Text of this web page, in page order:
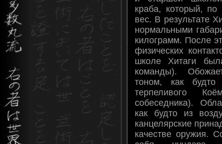
краба, который,
вес. В результате
нормальными
килограмм. После
физических
школе Хитаги
команды).
тоном, как будто
терпеливого
собеседника).
как будто из
канцелярские
качестве оружия.